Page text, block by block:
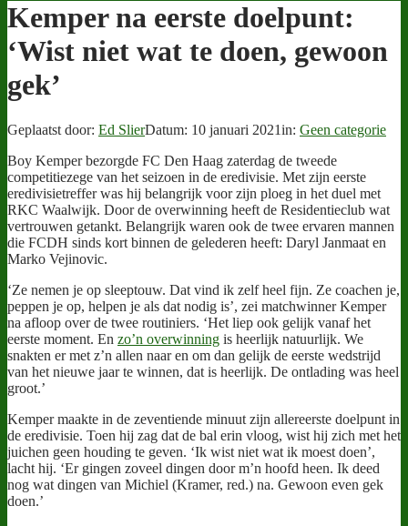
Kemper na eerste doelpunt:
‘Wist niet wat te doen, gewoon
gek’
Geplaatst door: Ed SlierDatum: 10 januari 2021in: Geen categorie
Boy Kemper bezorgde FC Den Haag zaterdag de tweede
competitiezege van het seizoen in de eredivisie. Met zijn eerste
eredivisietreffer was hij belangrijk voor zijn ploeg in het duel met
RKC Waalwijk. Door de overwinning heeft de Residentieclub wat
vertrouwen getankt. Belangrijk waren ook de twee ervaren mannen
die FCDH sinds kort binnen de gelederen heeft: Daryl Janmaat en
Marko Vejinovic.
‘Ze nemen je op sleeptouw. Dat vind ik zelf heel fijn. Ze coachen je,
peppen je op, helpen je als dat nodig is’, zei matchwinner Kemper
na afloop over de twee routiniers. ‘Het liep ook gelijk vanaf het
eerste moment. En zo’n overwinning is heerlijk natuurlijk. We
snakten er met z’n allen naar en om dan gelijk de eerste wedstrijd
van het nieuwe jaar te winnen, dat is heerlijk. De ontlading was heel
groot.’
Kemper maakte in de zeventiende minuut zijn allereerste doelpunt in
de eredivisie. Toen hij zag dat de bal erin vloog, wist hij zich met het
juichen geen houding te geven. ‘Ik wist niet wat ik moest doen’,
lacht hij. ‘Er gingen zoveel dingen door m’n hoofd heen. Ik deed
nog wat dingen van Michiel (Kramer, red.) na. Gewoon even gek
doen.’